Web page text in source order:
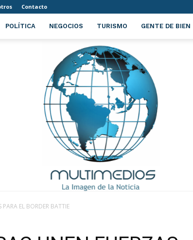
Contacto
POLÍTICA NEGOCIOS TURISMO GENTE DE BIEN
EL BORDER BATTIE